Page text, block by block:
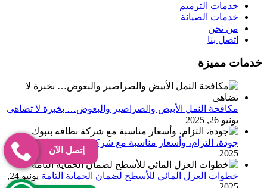
خدمات الترميم
خدمات الصيانة
من نحن
اتصل بنا
خدمات مميزة
مكافحة النمل الأبيض والصراصير والبعوض… بخبرة لا تضاهى
يونيو 26, 2025
جودة، التزام، وأسعار مناسبة مع شركة نظافه بتبوك
يونيو 25,
2025
خطوات العزل المائي للأسطح لضمان الحماية التامة
يونيو 24,
إتصل الآن